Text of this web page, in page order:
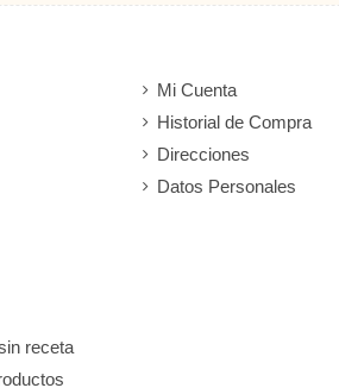
receta
Mi Cuenta
Historial de Compra
Direcciones
Datos Personales